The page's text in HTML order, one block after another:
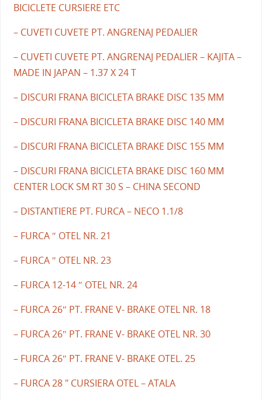
BICICLETE CURSIERE ETC
– CUVETI CUVETE PT. ANGRENAJ PEDALIER
– CUVETI CUVETE PT. ANGRENAJ PEDALIER – KAJITA –
MADE IN JAPAN – 1.37 X 24 T
– DISCURI FRANA BICICLETA BRAKE DISC 135 MM
– DISCURI FRANA BICICLETA BRAKE DISC 140 MM
– DISCURI FRANA BICICLETA BRAKE DISC 155 MM
– DISCURI FRANA BICICLETA BRAKE DISC 160 MM
CENTER LOCK SM RT 30 S – CHINA SECOND
– DISTANTIERE PT. FURCA – NECO 1.1/8
– FURCA ″ OTEL NR. 21
– FURCA ″ OTEL NR. 23
– FURCA 12-14 ″ OTEL NR. 24
– FURCA 26″ PT. FRANE V- BRAKE OTEL NR. 18
– FURCA 26″ PT. FRANE V- BRAKE OTEL NR. 30
– FURCA 26″ PT. FRANE V- BRAKE OTEL. 25
– FURCA 28 " CURSIERA OTEL – ATALA